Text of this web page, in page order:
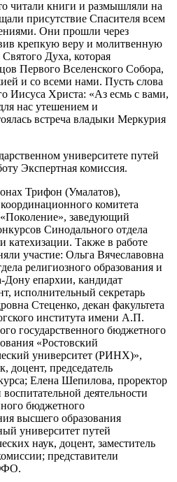
читали книги и размышляли на
присутствие Спасителя всем
Они прошли через
крепкую веру и молитвенную
Святого Духа, которая
Первого Вселенского Собора,
и со всеми нами. Пусть слова
Иисуса Христа: «Аз есмь с вами,
нас утешением и
встреча владыки Меркурия
университете путей
Экспертная комиссия.
Трифон (Умалатов),
комитета
заведующий
Синодального отдела
катехизации. Также в работе
участие: Ольга Вячеславовна
религиозного образования и
Дону епархии, кандидат
исполнительный секретарь
Стеценко, декан факультета
института имени А.П.
государственного бюджетного
«Ростовский
университет (РИНХ)»,
доцент, председатель
Елена Шепилова, проректор
деятельности
бюджетного
высшего образования
университет путей
наук, доцент, заместитель
представители